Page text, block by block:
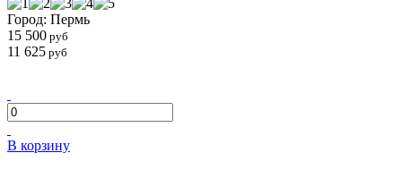
Город: Пермь
15 500 руб
11 625 руб
В корзину